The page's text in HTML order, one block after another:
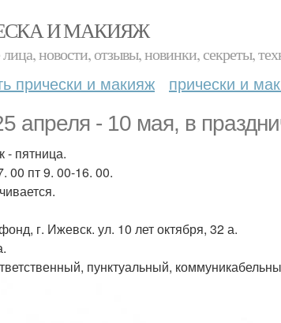
И МАКИЯЖ
новости, отзывы, новинки, секреты,
прически и макияж прически и
апреля - 10 мая, в
- пятница.
00 пт 9. 00-16. 00.
г. Ижевск. ул. 10 лет октября, 32 а.
пунктуальный,